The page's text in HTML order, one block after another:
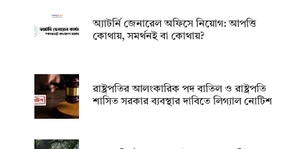
অ্যাটর্নি জেনারেল অফিসে নিয়োগ: আপত্তি
কোথায়, সমর্থনই বা কোথায়?
রাষ্ট্রপতির আলংকারিক পদ বাতিল ও রাষ্ট্রপতি
শাসিত সরকার ব্যবস্থার দাবিতে লিগ্যাল নোটিশ